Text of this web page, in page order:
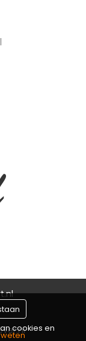
cookies en